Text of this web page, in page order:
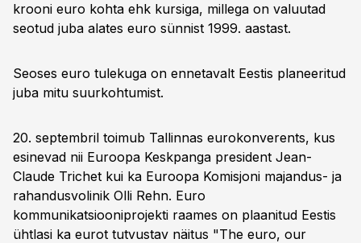
krooni euro kohta ehk kursiga, millega on valuutad
seotud juba alates euro sünnist 1999. aastast.
Seoses euro tulekuga on ennetavalt Eestis planeeritud
juba mitu suurkohtumist.
20. septembril toimub Tallinnas eurokonverents, kus
esinevad nii Euroopa Keskpanga president Jean-
Claude Trichet kui ka Euroopa Komisjoni majandus- ja
rahandusvolinik Olli Rehn. Euro
kommunikatsiooniprojekti raames on plaanitud Eestis
ühtlasi ka eurot tutvustav näitus "The euro, our